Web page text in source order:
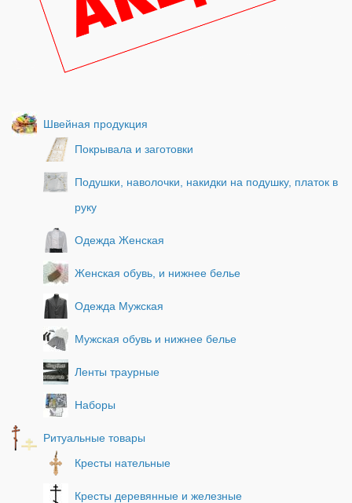
Швейная продукция
Покрывала и заготовки
Подушки, наволочки, накидки на подушку, платок в
руку
Одежда Женская
Женская обувь, и нижнее белье
Одежда Мужская
Мужская обувь и нижнее белье
Ленты траурные
Наборы
Ритуальные товары
Кресты нательные
Кресты деревянные и железные